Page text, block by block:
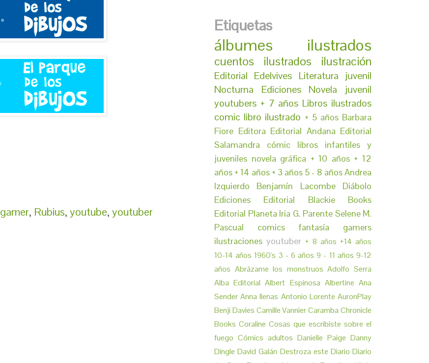
gamer, Rubius, youtube, youtuber
Etiquetas
álbumes ilustrados
cuentos ilustrados ilustración
Editorial Edelvives Literatura juvenil
Nocturna Ediciones
Novela juvenil
youtubers + 7 años Libros ilustrados
comic libro ilustrado + 5 años Barbara
Fiore Editora Editorial Andana Editorial
Salamandra
cómic
libros infantiles y
juveniles novela gráfica + 10 años + 12
años + 14 años + 3 años 5 - 8 añosAndrea
Izquierdo
Benjamín Lacombe
Diábolo
Ediciones
Editorial Blackie Books
Editorial Planeta Iria G. Parente Selene M.
Pascual
comics fantasía
gamers
ilustraciones youtuber + 8 años +14 años
10-14 años 1960's 3 - 6 años 9 - 11 años 9-12
años Abrázame los monstruos Adolfo Serra
Alba Editorial Albert Espinosa Albertine Ana
Sender Anna llenas Antonio Lorente AuronPlay
Benji Davies Camille Vannier Caramba Chronicle
Books Coraline Cosas que escribiste sobre el
fuego Cómics adultos Danielle Paige Danny
Dingle David Galán Destroza este Diario Diario